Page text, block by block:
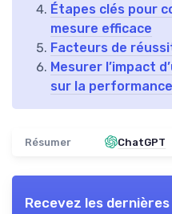
Étapes clés pour
mesure efficace
Facteurs de
Mesurer l’impact
sur la
Résumer ChatGPT
Recevez les